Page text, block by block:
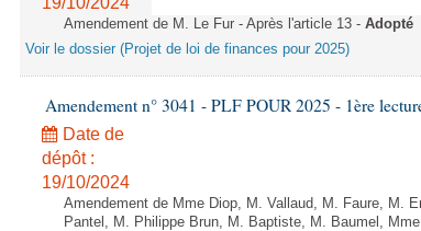
Amendement de M. Le Fur - Après l'article 13 - Adopté
Voir le dossier (Projet de loi de finances pour 2025)
Amendement n° 3041 - PLF POUR 2025 - 1ère
Date de
dépôt :
19/10/2024
Amendement de Mme Diop, M. Vallaud, M. Faure, M.
Pantel, M. Philippe Brun, M. Baptiste, M. Baumel,